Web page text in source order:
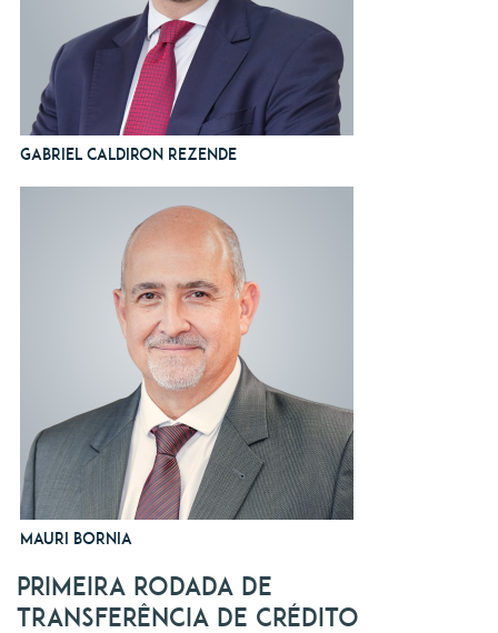
Gabriel Caldiron Rezende
Mauri Bornia
Primeira rodada de
transferência de crédito